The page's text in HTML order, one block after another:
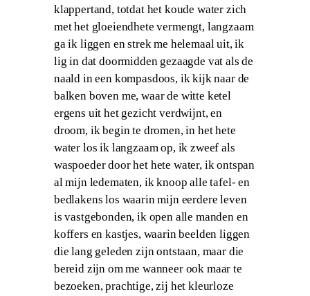
klappertand, totdat het koude water zich
met het gloeiendhete vermengt, langzaam
ga ik liggen en strek me helemaal uit, ik
lig in dat doormidden gezaagde vat als de
naald in een kompasdoos, ik kijk naar de
balken boven me, waar de witte ketel
ergens uit het gezicht verdwijnt, en
droom, ik begin te dromen, in het hete
water los ik langzaam op, ik zweef als
waspoeder door het hete water, ik ontspan
al mijn ledematen, ik knoop alle tafel- en
bedlakens los waarin mijn eerdere leven
is vastgebonden, ik open alle manden en
koffers en kastjes, waarin beelden liggen
die lang geleden zijn ontstaan, maar die
bereid zijn om me wanneer ook maar te
bezoeken, prachtige, zij het kleurloze